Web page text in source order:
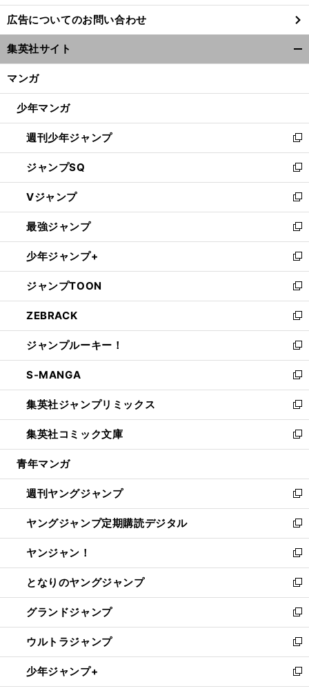
し
い
ウ
ィ
ン
ウ
開
く
広告についてのお問い合わせ
集英社サイト
マンガ
少年マンガ
週刊少年ジャンプ
新
し
い
ウ
ィ
ン
ド
ウ
で
開
く
ジャンプSQ
新
し
い
ウ
ィ
ン
ド
ウ
で
開
く
Vジャンプ
新
し
い
ウ
ィ
ン
ド
ウ
で
開
く
最強ジャンプ
新
し
い
ウ
ィ
ン
ド
ウ
で
開
く
少年ジャンプ+
新
し
い
ウ
ィ
ン
ド
ウ
で
開
く
ジャンプTOON
新
し
い
ウ
ィ
ン
ド
ウ
で
開
く
ZEBRACK
新
し
い
ウ
ィ
ン
ド
ウ
で
開
ジャンプルーキー！
新
し
い
ウ
ィ
ン
ド
ウ
開
く
S-MANGA
新
し
い
ウ
ィ
ン
ウ
で
開
く
集英社ジャンプリミックス
新
し
い
ウ
ン
ド
ウ
で
開
く
集英社コミック文庫
新
し
ウ
ィ
ン
ド
ウ
で
開
く
青年マンガ
週刊ヤングジャンプ
新
し
い
ウ
ィ
ン
ド
ウ
で
開
く
ヤングジャンプ定期購読デジタル
新
し
い
ウ
ィ
ン
ド
ウ
で
開
く
ヤンジャン！
新
し
い
ウ
ィ
ン
ド
ウ
で
開
となりのヤングジャンプ
新
し
い
ウ
ィ
ン
ド
ウ
グランドジャンプ
新
し
い
ウ
ィ
ン
ウルトラジャンプ
新
し
い
ウ
少年ジャンプ+
新
し